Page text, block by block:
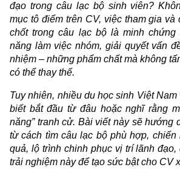
đạo trong câu lạc bộ sinh viên?
mục tô điểm trên CV, việc tham gia và
chốt trong câu lạc bộ là minh chứng
năng làm việc nhóm, giải quyết vấn
nhiệm – những phẩm chất mà không
có thể thay thế.
Tuy nhiên, nhiều du học sinh Việt
biết bắt đầu từ đâu hoặc nghĩ rằng
năng” tranh cử. Bài viết này sẽ hướng
từ cách tìm câu lạc bộ phù hợp,
quả, lộ trình chinh phục vị trí lãnh
trải nghiệm này để tạo sức bật cho CV